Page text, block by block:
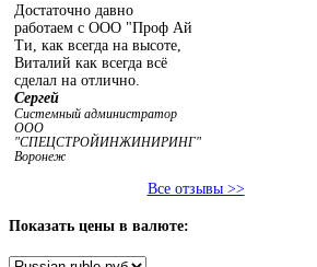
Достаточно давно
работаем с ООО "Проф Ай
Ти, как всегда на высоте,
Виталий как всегда всё
сделал на отлично.
Сергей
Системный администратор
ООО
"СПЕЦСТРОЙИНЖИНИРИНГ"
Воронеж
Все отзывы >>
Показать цены в валюте: